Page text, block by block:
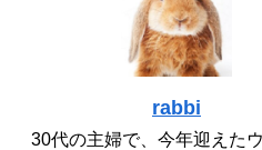
rabbi
30代の主婦で、今年迎えた